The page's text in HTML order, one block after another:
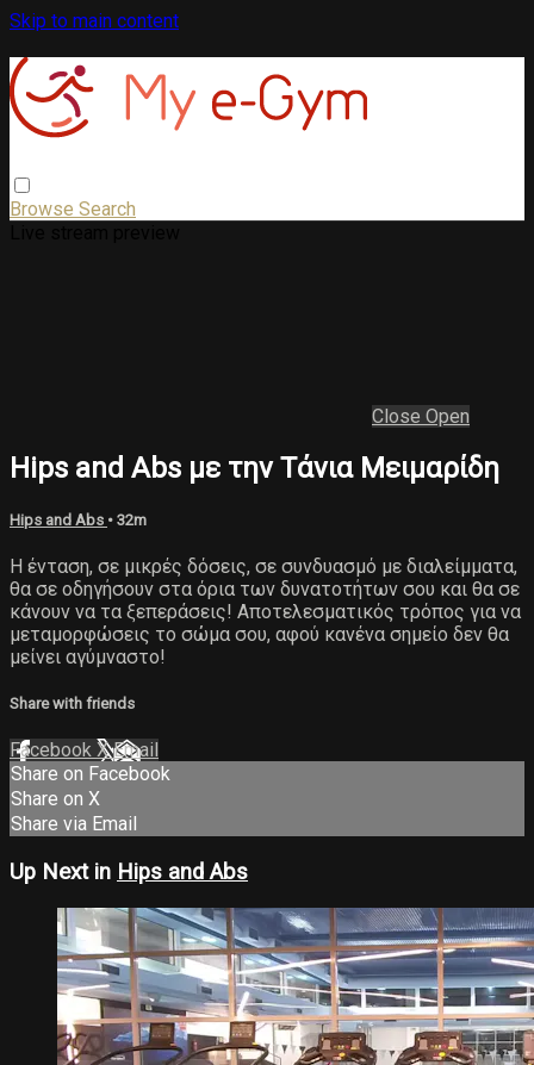
Skip to main content
Browse Search
Close Open
Hips and Abs με την Τάνια Μειμαρίδη
Hips and Abs • 32m
Η ένταση, σε μικρές δόσεις, σε συνδυασμό με διαλείμματα,
θα σε οδηγήσουν στα όρια των δυνατοτήτων σου και θα σε
κάνουν να τα ξεπεράσεις! Αποτελεσματικός τρόπος για να
μεταμορφώσεις το σώμα σου, αφού κανένα σημείο δεν θα
μείνει αγύμναστο!
Share with friends
Facebook XEmail
Share on Facebook
Share on X
Share via Email
Up Next in Hips and Abs